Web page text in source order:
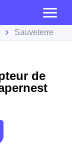
Sauveterre